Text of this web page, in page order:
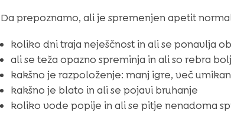
Da prepoznamo, ali je spremenjen apetit
koliko dni traja neješčnost in ali se ponavlja
ali se teža opazno spreminja in ali so rebra
kakšno je razpoloženje: manj igre, več
kakšno je blato in ali se pojavi bruhanje
koliko vode popije in ali se pitje nenadoma